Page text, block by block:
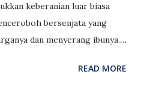
keberanian luar biasa
bersenjata yang
dan menyerang ibunya.
sendiri berada dalamREAD MORE